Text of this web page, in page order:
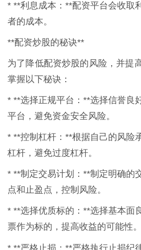
* **利息成本：**配资平台会收取
者的成本。
**配资炒股的秘诀**
为了降低配资炒股的风险，并提
掌握以下秘诀：
* **选择正规平台：**选择信誉良
平台，避免资金安全风险。
* **控制杠杆：**根据自己的风险
杠杆，避免过度杠杆。
* **制定交易计划：**制定明确的
点和止盈点，控制风险。
* **选择优质标的：**选择基本面
票作为标的，提高收益的可能性。